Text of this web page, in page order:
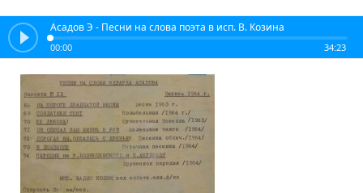
Асадов Э - Песни на слова поэта в исп. В. Козина
00:00 34:23